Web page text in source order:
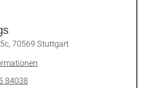
70569 Stuttgart
84038